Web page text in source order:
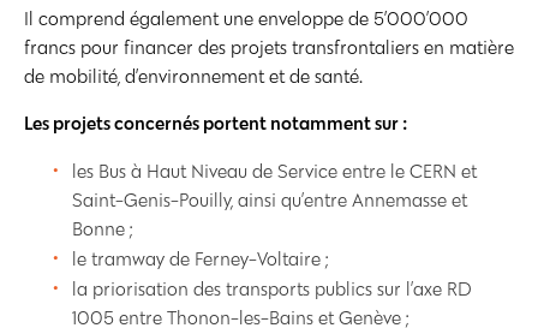
Il comprend également une enveloppe de 5’000’000
francs pour financer des projets transfrontaliers en matière
de mobilité, d’environnement et de santé.
Les projets concernés portent notamment sur :
les Bus à Haut Niveau de Service entre le CERN et
Saint-Genis-Pouilly, ainsi qu’entre Annemasse et
Bonne ;
le tramway de Ferney-Voltaire ;
la priorisation des transports publics sur l’axe RD
1005 entre Thonon-les-Bains et Genève ;